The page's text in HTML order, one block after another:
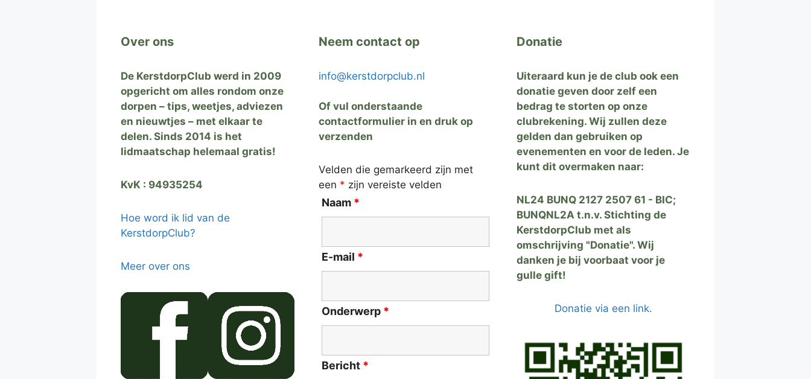
Over ons
De KerstdorpClub werd in 2009
opgericht om alles rondom onze
dorpen – tips, weetjes, adviezen
en nieuwtjes – met elkaar te
delen. Sinds 2014 is het
lidmaatschap helemaal gratis!
KvK : 94935254
Hoe word ik lid van de
KerstdorpClub?
Meer over ons
Neem contact op
info@kerstdorpclub.nl
Of vul onderstaande
contactformulier in en druk op
verzenden
Velden die gemarkeerd zijn met
een * zijn vereiste velden
Naam *
E-mail *
Onderwerp *
Bericht *
Donatie
Uiteraard kun je de club ook een
donatie geven door zelf een
bedrag te storten op onze
clubrekening. Wij zullen deze
gelden dan gebruiken op
evenementen en voor de leden. Je
kunt dit overmaken naar:
NL24 BUNQ 2127 2507 61 - BIC;
BUNQNL2A t.n.v. Stichting de
KerstdorpClub met als
omschrijving "Donatie". Wij
danken je bij voorbaat voor je
gulle gift!
Donatie via een link.